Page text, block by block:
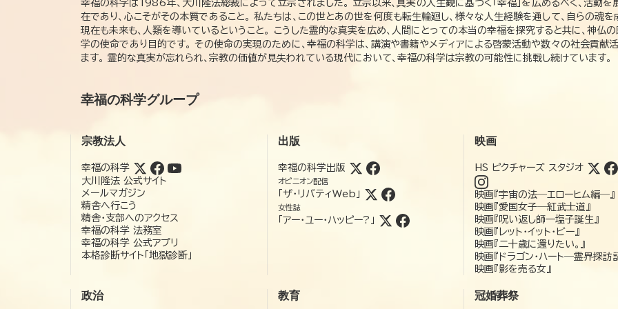
幸福の科学は1986年、大川隆法総裁によって立宗されました。 立宗以来、真実の人生観に基づく「幸福」を広めるべく、活動
在であり、心こそがその本質であること。 私たちは、この世とあの世を何度も転生輪廻し、様々な人生経験を通して、自らの魂
現在も未来も、人類を導いているということ。 こうした霊的な真実を広め、人間にとっての本当の幸福を探究すると共に、神仏
学の使命であり目的です。 その使命の実現のために、幸福の科学は、講演や書籍やメディアによる啓蒙活動や数々の社会貢献
ます。 霊的な真実が忘れられ、宗教の価値が見失われている現代において、幸福の科学は宗教の可能性に挑戦し続けています。
幸福の科学グループ
宗教法人
幸福の科学
大川隆法 公式サイト
メールマガジン
精舎へ行こう
精舎・支部へのアクセス
幸福の科学 法務室
幸福の科学 公式アプリ
本格診断サイト「地獄診断」
出版
幸福の科学出版
オピニオン配信
「ザ・リバティWeb」
女性誌
「アー・ユー・ハッピー?」
映画
HS ピクチャーズ スタジオ
映画『宇宙の法―エローヒム編―』
映画『愛国女子―紅武士道』
映画『呪い返し師—塩子誕生』
映画『レット・イット・ビー』
映画『二十歳に還りたい。』
映画『ドラゴン・ハート―霊界探訪
映画『影を売る女』
政治 教育 冠婚葬祭